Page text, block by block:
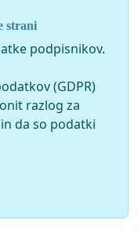
strani
podpisnikov.
(GDPR)
razlog za
da so podatki